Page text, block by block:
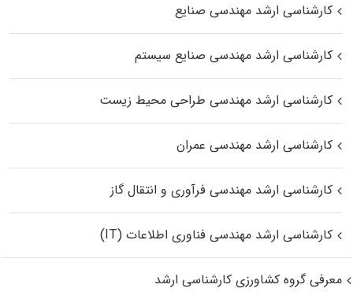
کارشناسی ارشد مهندسی صنایع
کارشناسی ارشد مهندسی صنایع سیستم
کارشناسی ارشد مهندسی طراحی محیط زیست
کارشناسی ارشد مهندسی عمران
کارشناسی ارشد مهندسی فرآوری و انتقال گاز
کارشناسی ارشد مهندسی فناوری اطلاعات (IT)
معرفی گروه کشاورزی کارشناسی ارشد